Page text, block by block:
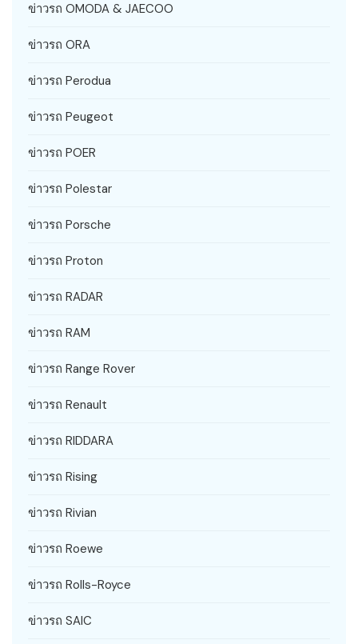
ข่าวรถ OMODA & JAECOO
ข่าวรถ ORA
ข่าวรถ Perodua
ข่าวรถ Peugeot
ข่าวรถ POER
ข่าวรถ Polestar
ข่าวรถ Porsche
ข่าวรถ Proton
ข่าวรถ RADAR
ข่าวรถ RAM
ข่าวรถ Range Rover
ข่าวรถ Renault
ข่าวรถ RIDDARA
ข่าวรถ Rising
ข่าวรถ Rivian
ข่าวรถ Roewe
ข่าวรถ Rolls-Royce
ข่าวรถ SAIC